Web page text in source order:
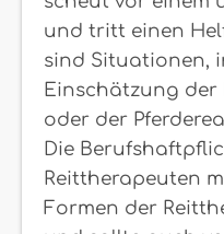
und tritt einen
sind Situationen,
Einschätzung
oder der
Die
Reittherapeuten
Formen der